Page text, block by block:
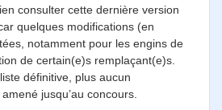
consulter cette dernière version
quelques modifications (en
notamment pour les engins de
de certain(e)s remplaçant(e)s.
définitive, plus aucun
jusqu’au concours.